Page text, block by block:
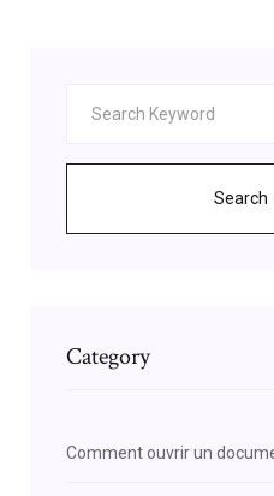
Search
Category
Comment ouvrir un